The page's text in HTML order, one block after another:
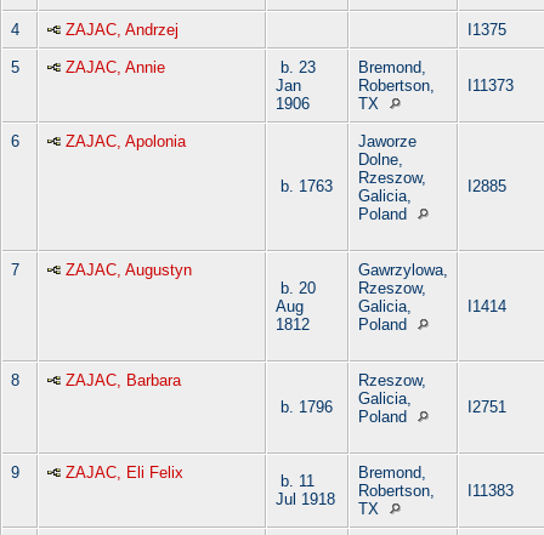
4 ZAJAC, Andrzej I1375
5 ZAJAC, Annie
b. 23
Jan
1906
Bremond,
Robertson,
TX
I11373
6 ZAJAC, Apolonia
b. 1763
Jaworze
Dolne,
Rzeszow,
Galicia,
Poland
I2885
7
ZAJAC, Augustyn
b. 20
Aug
1812
Gawrzylowa,
Rzeszow,
Galicia,
Poland
I1414
8
ZAJAC, Barbara
b. 1796
Rzeszow,
Galicia,
Poland
I2751
9 ZAJAC, Eli Felix
b. 11
Jul 1918
Bremond,
Robertson,
TX
I11383